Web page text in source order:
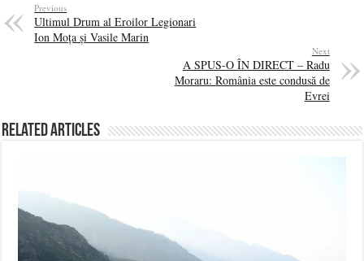
Previous
Ultimul Drum al Eroilor Legionari
Ion Moța și Vasile Marin
Next
A SPUS-O ÎN DIRECT – Radu
Moraru: România este condusă de
Evrei
Related Articles